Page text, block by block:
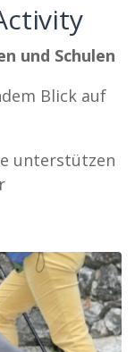
und Schulen
Blick auf
unterstützen